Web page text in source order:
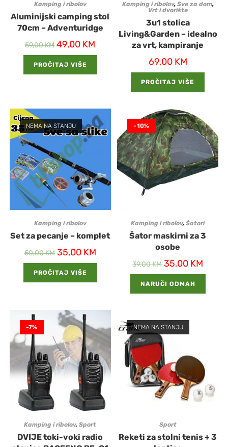
Kamping i ribolov
Aluminijski camping stol
70cm – Adventuridge
59,00KM 49,00 KM
PROČITAJ VIŠE
Kamping i ribolov, Sve za dom,
Vrt i dvorište
3u1 stolica
Living&Garden – idealno
za vrt, kampiranje
69,00 KM
PROČITAJ VIŠE
NEMA NA STANJU
Kamping i ribolov
Set za pecanje – komplet
50,00KM 35,00 KM
PROČITAJ VIŠE
-10%
Kamping i ribolov,Šatori
Šator maskirni za 3
osobe
39,00KM 35,00 KM
NARUČI ODMAH
-7%
Kamping i ribolov,Sport
DVIJE toki-voki radio
NEMA NA STANJU
Sport
Reketi za stolni tenis + 3